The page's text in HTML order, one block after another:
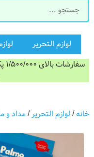
لوازم التحریر
خانه/ لوازم التحریر/مداد و